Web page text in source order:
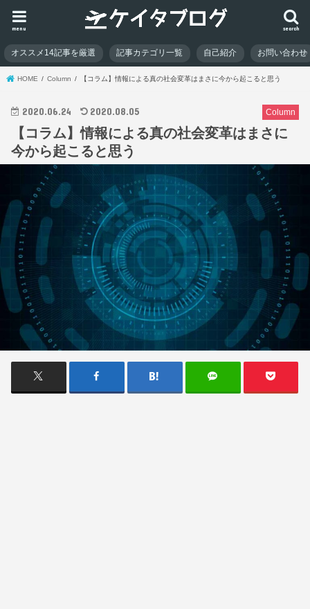
search
menu
オススメ14記事を厳選 記事カテゴリ一覧 自己紹介 お問い合わせ
HOME Column 【コラム】情報による真の社会変革はまさに今から起こると思う
Column
2020.06.24 2020.08.05
【コラム】情報による真の社会変革はまさに
今から起こると思う